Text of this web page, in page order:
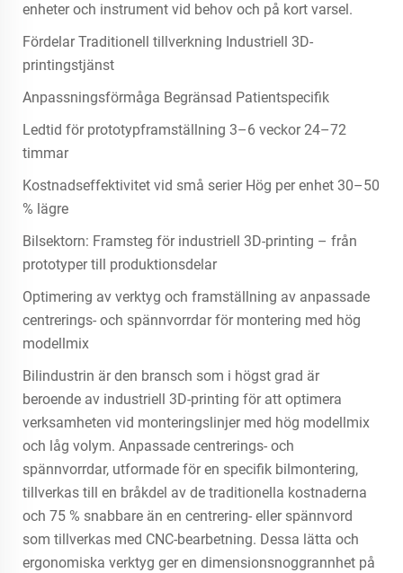
enheter och instrument vid behov och på kort varsel.
Fördelar Traditionell tillverkning Industriell 3D-
printingstjänst
Anpassningsförmåga Begränsad Patientspecifik
Ledtid för prototypframställning 3–6 veckor 24–72
timmar
Kostnadseffektivitet vid små serier Hög per enhet 30–50
% lägre
Bilsektorn: Framsteg för industriell 3D-printing – från
prototyper till produktionsdelar
Optimering av verktyg och framställning av anpassade
centrerings- och spännvorrdar för montering med hög
modellmix
Bilindustrin är den bransch som i högst grad är
beroende av industriell 3D-printing för att optimera
verksamheten vid monteringslinjer med hög modellmix
och låg volym. Anpassade centrerings- och
spännvorrdar, utformade för en specifik bilmontering,
tillverkas till en bråkdel av de traditionella kostnaderna
och 75 % snabbare än en centrering- eller spännvord
som tillverkas med CNC-bearbetning. Dessa lätta och
ergonomiska verktyg ger en dimensionsnoggrannhet på